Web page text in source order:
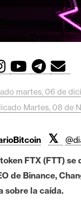
martes, 06 de
Martes, 08 de
𝕏
FTX (FTT) se
de Binance,
sobre la caída.